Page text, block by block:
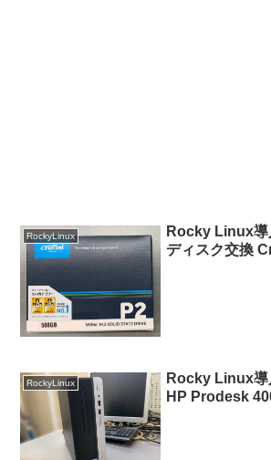
RockyLinux
Rocky Linux
ディスク交換
RockyLinux
Rocky Linux
HP Prodesk